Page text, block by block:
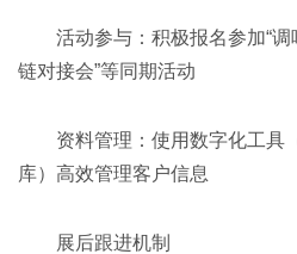
活动参与：积极报名参加“调
链对接会”等同期活动
资料管理：使用数字化工具
库）高效管理客户信息
展后跟进机制